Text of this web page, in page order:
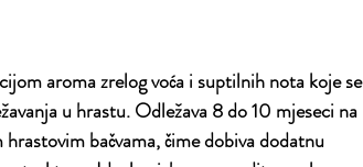
aroma zrelog voća i suptilnih nota koje se
u hrastu. Odležava 8 do 10 mjeseci na
bačvama, čime dobiva dodatnu